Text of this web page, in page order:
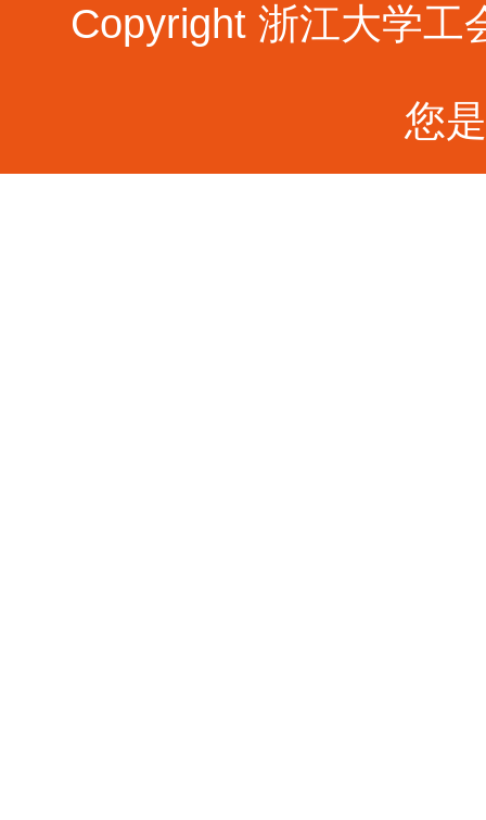
Copyright 浙江大学工
您